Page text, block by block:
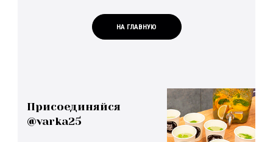
НА ГЛАВНУЮ
Присоединяйся
@varka25